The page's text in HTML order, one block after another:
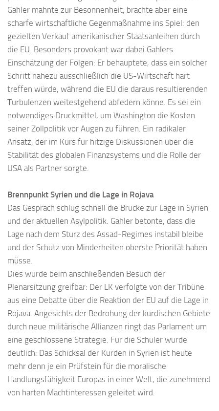
Gahler mahnte zur Besonnenheit, brachte aber eine
scharfe wirtschaftliche Gegenmaßnahme ins Spiel: den
gezielten Verkauf amerikanischer Staatsanleihen durch
die EU. Besonders provokant war dabei Gahlers
Einschätzung der Folgen: Er behauptete, dass ein solcher
Schritt nahezu ausschließlich die US-Wirtschaft hart
treffen würde, während die EU die daraus resultierenden
Turbulenzen weitestgehend abfedern könne. Es sei ein
notwendiges Druckmittel, um Washington die Kosten
seiner Zollpolitik vor Augen zu führen. Ein radikaler
Ansatz, der im Kurs für hitzige Diskussionen über die
Stabilität des globalen Finanzsystems und die Rolle der
USA als Partner sorgte.
Brennpunkt Syrien und die Lage in Rojava
Das Gespräch schlug schnell die Brücke zur Lage in Syrien
und der aktuellen Asylpolitik. Gahler betonte, dass die
Lage nach dem Sturz des Assad-Regimes instabil bleibe
und der Schutz von Minderheiten oberste Priorität haben
müsse.
Dies wurde beim anschließenden Besuch der
Plenarsitzung greifbar: Der LK verfolgte von der Tribüne
aus eine Debatte über die Reaktion der EU auf die Lage in
Rojava. Angesichts der Bedrohung der kurdischen Gebiete
durch neue militärische Allianzen ringt das Parlament um
eine geschlossene Strategie. Für die Schüler wurde
deutlich: Das Schicksal der Kurden in Syrien ist heute
mehr denn je ein Prüfstein für die moralische
Handlungsfähigkeit Europas in einer Welt, die zunehmend
von harten Machtinteressen geleitet wird.